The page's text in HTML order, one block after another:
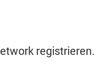
registrieren.